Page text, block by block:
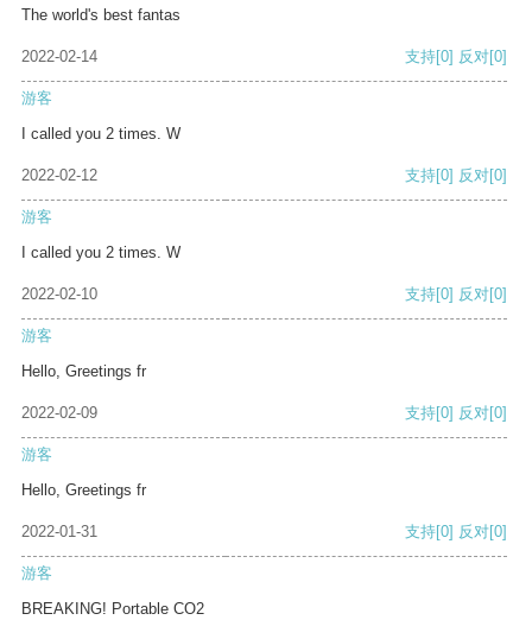
The world's best fantas
2022-02-14 支持[0] 反对[0]
游客
I called you 2 times. W
2022-02-12 支持[0] 反对[0]
游客
I called you 2 times. W
2022-02-10 支持[0] 反对[0]
游客
Hello, Greetings fr
2022-02-09 支持[0] 反对[0]
游客
Hello, Greetings fr
2022-01-31 支持[0] 反对[0]
游客
BREAKING! Portable CO2